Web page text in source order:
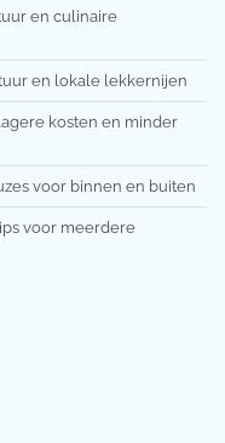
en culinaire
en lokale lekkernijen
kosten en minder
voor binnen en buiten
voor meerdere